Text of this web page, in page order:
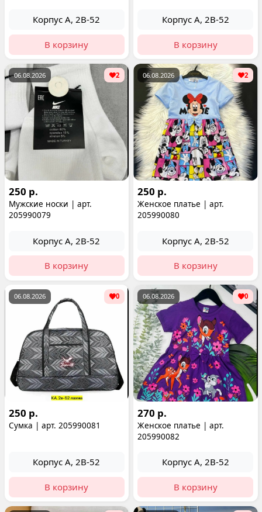
Корпус А, 2В-52
В корзину
Корпус А, 2В-52
В корзину
06.08.2026 2
250 р.
Мужские носки | арт.
205990079
Корпус А, 2В-52
В корзину
06.08.2026 2
250 р.
Женское платье | арт.
205990080
Корпус А, 2В-52
В корзину
06.08.2026 0
250 р.
Сумка | арт. 205990081
Корпус А, 2В-52
В корзину
06.08.2026 0
270 р.
Женское платье | арт.
205990082
Корпус А, 2В-52
В корзину